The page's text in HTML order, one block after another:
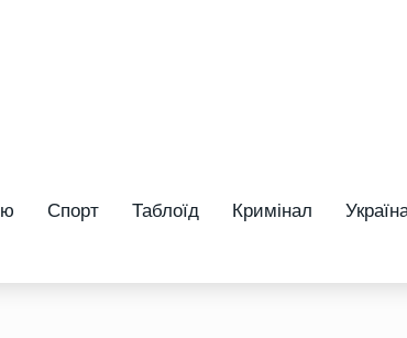
Спорт Таблоїд Кримінал